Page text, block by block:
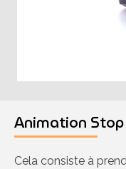
Animation
Cela consiste à